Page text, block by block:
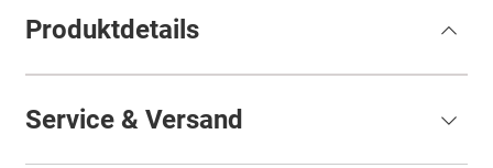
Produktdetails
Service & Versand